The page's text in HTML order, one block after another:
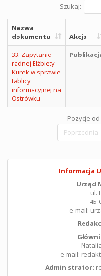
Szukaj:
Nazwa
dokumentu
Akcja
33. Zapytanie
radnej Elżbiety
Kurek w sprawie
tablicy
informacyjnej na
Ostrówku
Pozycje od
Poprzednia
Informacja
Urząd
ul.
45-
e-mail:
e-mail:
Administrator: